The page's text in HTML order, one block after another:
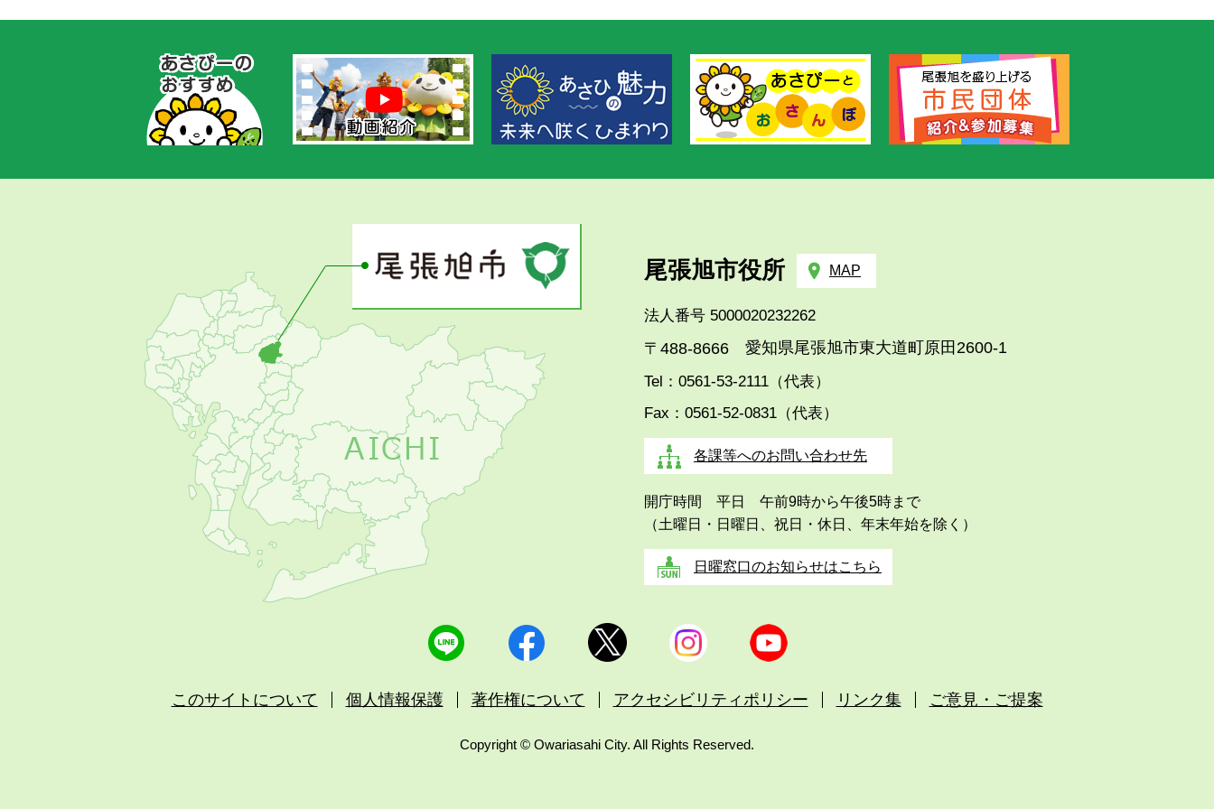
あ
す
め
尾張旭市役所 MAP
法人番号 5000020232262
〒488-8666 愛知県尾張旭市東大道町原田2600-1
Tel：0561-53-2111（代表）
Fax：0561-52-0831（代表）
各課等へのお問い合わせ先
開庁時間 平日 午前9時から午後5時まで
（土曜日・日曜日、祝日・休日、年末年始を除く）
日曜窓口のお知らせはこちら
このサイトについて 個人情報保護 著作権について アクセシビリティポリシー リンク集 ご意見・ご提案
Copyright © Owariasahi City. All Rights Reserved.